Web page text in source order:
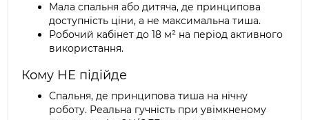
Мала спальня або дитяча, де принципова
доступність ціни, а не максимальна тиша.
Робочий кабінет до 18 м² на період активного
використання.
Кому НЕ підійде
Спальня, де принципова тиша на нічну
роботу. Реальна гучність при увімкненому